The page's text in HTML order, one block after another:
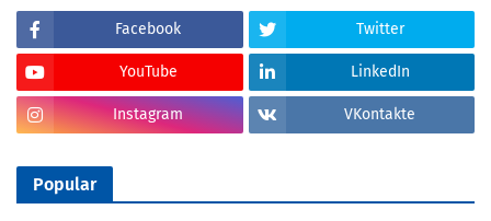
Facebook Twitter
YouTube LinkedIn
Instagram VKontakte
Popular